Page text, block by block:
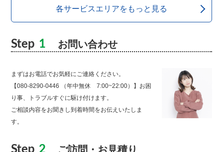
各サービスエリアをもっと見る
Step 1 お問い合わせ
まずはお電話でお気軽にご連絡ください。
【080-8290-0446 （年中無休 7:00~22:00）】お困
り事、トラブルすぐに駆け付けます。
ご相談内容をお聞きし到着時間をお伝えいたしま
す。
Step 2 ご訪問・お見積り